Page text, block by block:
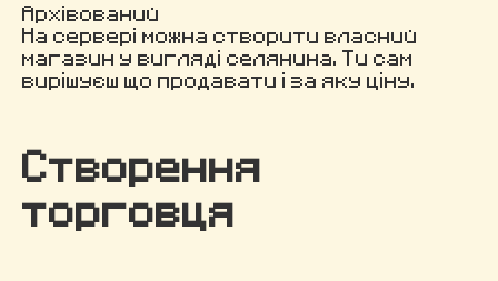
Архівований
На сервері можна створити власний
магазин у вигляді селянина. Ти сам
вирішуєш що продавати і за яку ціну.
Створення
торговця